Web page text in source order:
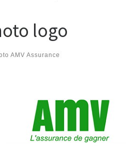
logo
AMV Assurance